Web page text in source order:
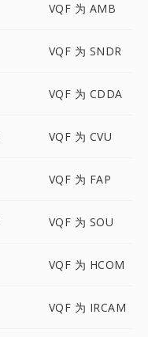
VQF 为 AMB
VQF 为 SNDR
VQF 为 CDDA
VQF 为 CVU
VQF 为 FAP
VQF 为 SOU
VQF 为 HCOM
VQF 为 IRCAM